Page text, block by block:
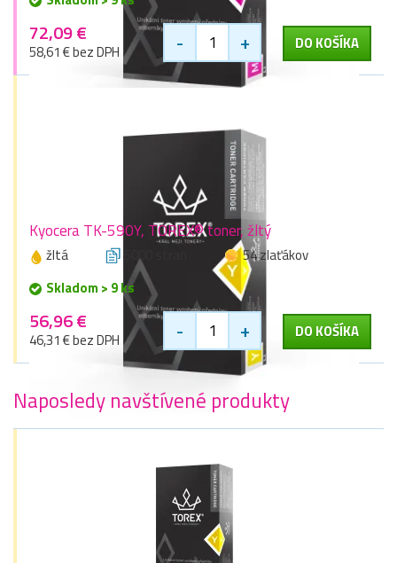
72,09 €
58,61 € bez DPH - + DO KOŠÍKA
Kyocera TK-590Y, TOREX® toner, žltý
žltá 5000 stran
54 zlaťákov
Skladom > 9 ks
56,96 €
46,31 € bez DPH - + DO KOŠÍKA
Naposledy navštívené produkty